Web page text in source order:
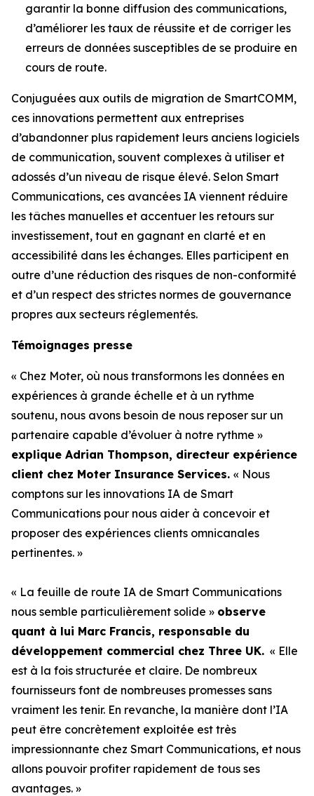
garantir la bonne diffusion des communications,
d’améliorer les taux de réussite et de corriger les
erreurs de données susceptibles de se produire en
cours de route.
Conjuguées aux outils de migration de SmartCOMM,
ces innovations permettent aux entreprises
d’abandonner plus rapidement leurs anciens logiciels
de communication, souvent complexes à utiliser et
adossés d’un niveau de risque élevé. Selon Smart
Communications, ces avancées IA viennent réduire
les tâches manuelles et accentuer les retours sur
investissement, tout en gagnant en clarté et en
accessibilité dans les échanges. Elles participent en
outre d’une réduction des risques de non-conformité
et d’un respect des strictes normes de gouvernance
propres aux secteurs réglementés.
Témoignages presse
« Chez Moter, où nous transformons les données en
expériences à grande échelle et à un rythme
soutenu, nous avons besoin de nous reposer sur un
partenaire capable d’évoluer à notre rythme »
explique Adrian Thompson, directeur expérience
client chez Moter Insurance Services. « Nous
comptons sur les innovations IA de Smart
Communications pour nous aider à concevoir et
proposer des expériences clients omnicanales
pertinentes. »
« La feuille de route IA de Smart Communications
nous semble particulièrement solide » observe
quant à lui Marc Francis, responsable du
développement commercial chez Three UK. « Elle
est à la fois structurée et claire. De nombreux
fournisseurs font de nombreuses promesses sans
vraiment les tenir. En revanche, la manière dont l’IA
peut être concrètement exploitée est très
impressionnante chez Smart Communications, et nous
allons pouvoir profiter rapidement de tous ses
avantages. »